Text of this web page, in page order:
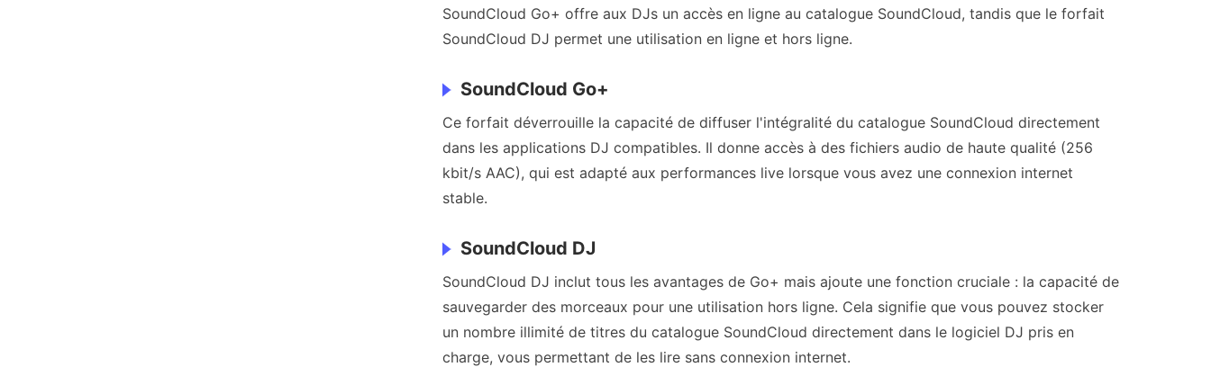
SoundCloud Go+ offre aux DJs un accès en ligne au catalogue SoundCloud, tandis que le forfait
SoundCloud DJ permet une utilisation en ligne et hors ligne.
SoundCloud Go+
Ce forfait déverrouille la capacité de diffuser l'intégralité du catalogue SoundCloud directement
dans les applications DJ compatibles. Il donne accès à des fichiers audio de haute qualité (256
kbit/s AAC), qui est adapté aux performances live lorsque vous avez une connexion internet
stable.
SoundCloud DJ
SoundCloud DJ inclut tous les avantages de Go+ mais ajoute une fonction cruciale : la capacité de
sauvegarder des morceaux pour une utilisation hors ligne. Cela signifie que vous pouvez stocker
un nombre illimité de titres du catalogue SoundCloud directement dans le logiciel DJ pris en
charge, vous permettant de les lire sans connexion internet.